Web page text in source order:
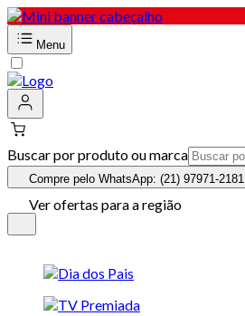
Menu
Buscar por produto ou marca
Compre pelo WhatsApp: (21) 97971-2181
Ver ofertas para a região